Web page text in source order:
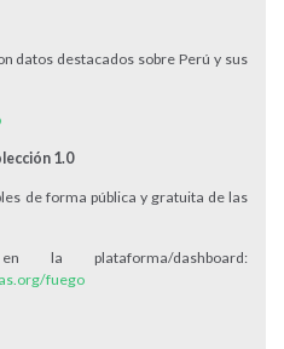
datos destacados sobre Perú y sus
1.0
de forma pública y gratuita de las
la plataforma/dashboard:
fuego